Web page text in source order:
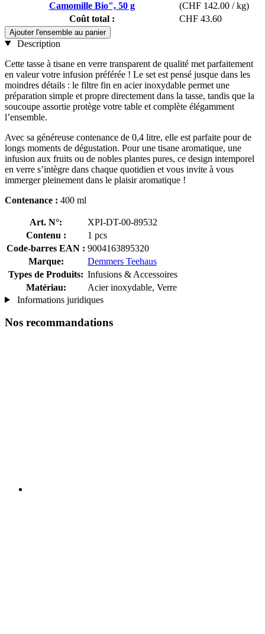
Camomille Bio", 50 g
(CHF 142.00 / kg)
Coût total :
CHF 43.60
Ajouter l'ensemble au panier
Description
Cette tasse à tisane en verre transparent de qualité met parfaitement
en valeur votre infusion préférée ! Le set est pensé jusque dans les
moindres détails : le filtre fin en acier inoxydable permet une
préparation simple et propre directement dans la tasse, tandis que la
soucoupe assortie protège votre table et complète élégamment
l’ensemble.
Avec sa généreuse contenance de 0,4 litre, elle est parfaite pour de
longs moments de dégustation. Pour une tisane aromatique, une
infusion aux fruits ou de nobles plantes pures, ce design intemporel
en verre s’intègre dans chaque quotidien et vous invite à vous
immerger pleinement dans le plaisir aromatique !
Contenance : 400 ml
Art. N°:
XPI-DT-00-89532
Contenu :
1 pcs
Code-barres EAN : 9004163895320
Marque:
Demmers Teehaus
Types de Produits: Infusions & Accessoires
Matériau:
Acier inoxydable, Verre
Informations juridiques
Nos recommandations